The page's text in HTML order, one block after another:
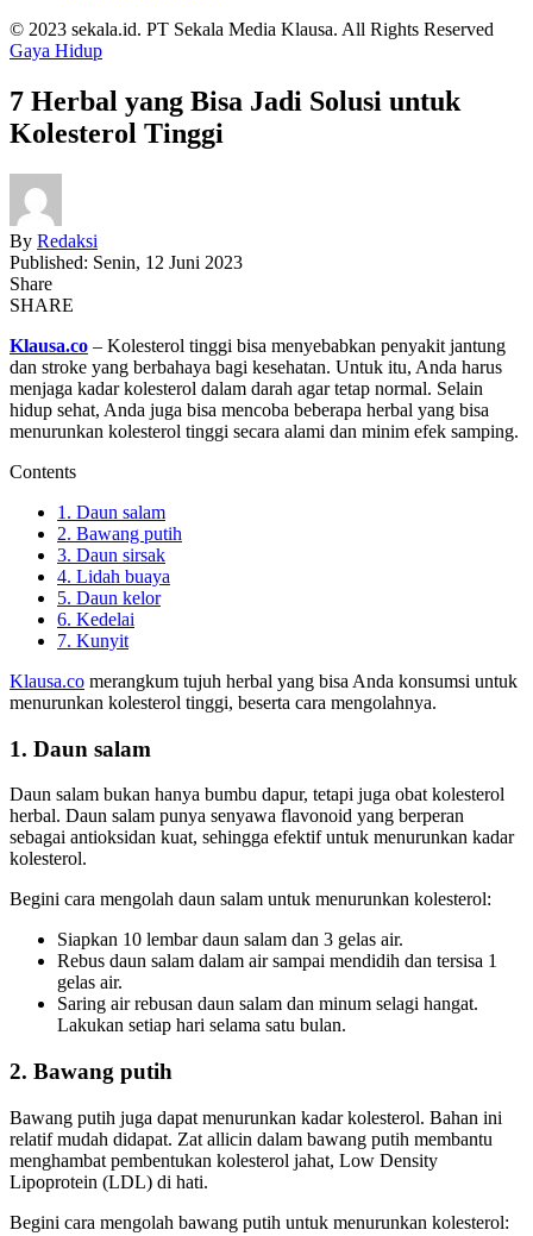
© 2023 sekala.id. PT Sekala Media Klausa. All Rights Reserved
Gaya Hidup
7 Herbal yang Bisa Jadi Solusi untuk
Kolesterol Tinggi
By Redaksi
Published: Senin, 12 Juni 2023
Share
SHARE
Klausa.co – Kolesterol tinggi bisa menyebabkan penyakit jantung
dan stroke yang berbahaya bagi kesehatan. Untuk itu, Anda harus
menjaga kadar kolesterol dalam darah agar tetap normal. Selain
hidup sehat, Anda juga bisa mencoba beberapa herbal yang bisa
menurunkan kolesterol tinggi secara alami dan minim efek samping.
Contents
1. Daun salam
2. Bawang putih
3. Daun sirsak
4. Lidah buaya
5. Daun kelor
6. Kedelai
7. Kunyit
Klausa.co merangkum tujuh herbal yang bisa Anda konsumsi untuk
menurunkan kolesterol tinggi, beserta cara mengolahnya.
1. Daun salam
Daun salam bukan hanya bumbu dapur, tetapi juga obat kolesterol
herbal. Daun salam punya senyawa flavonoid yang berperan
sebagai antioksidan kuat, sehingga efektif untuk menurunkan kadar
kolesterol.
Begini cara mengolah daun salam untuk menurunkan kolesterol:
Siapkan 10 lembar daun salam dan 3 gelas air.
Rebus daun salam dalam air sampai mendidih dan tersisa 1
gelas air.
Saring air rebusan daun salam dan minum selagi hangat.
Lakukan setiap hari selama satu bulan.
2. Bawang putih
Bawang putih juga dapat menurunkan kadar kolesterol. Bahan ini
relatif mudah didapat. Zat allicin dalam bawang putih membantu
menghambat pembentukan kolesterol jahat, Low Density
Lipoprotein (LDL) di hati.
Begini cara mengolah bawang putih untuk menurunkan kolesterol: